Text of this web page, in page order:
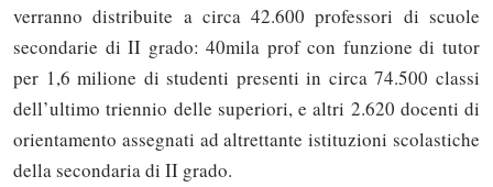
verranno distribuite a circa 42.600 professori di scuole
secondarie di II grado: 40mila prof con funzione di tutor
per 1,6 milione di studenti presenti in circa 74.500 classi
dell’ultimo triennio delle superiori, e altri 2.620 docenti di
orientamento assegnati ad altrettante istituzioni scolastiche
della secondaria di II grado.